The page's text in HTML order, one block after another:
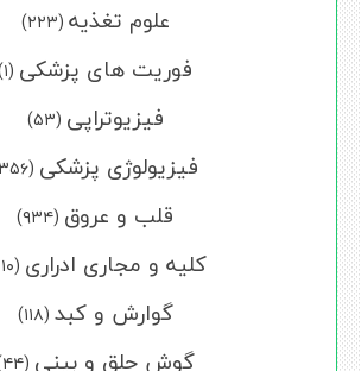
علوم تغذیه (۲۲۳)
فوریت های پزشکی (۱)
فیزیوتراپی (۵۳)
فیزیولوژی پزشکی (۳۵۶)
قلب و عروق (۹۳۴)
کلیه و مجاری ادراری (۳۱۰)
گوارش و کبد (۱۱۸)
گوش حلق و بینی (۴۴)